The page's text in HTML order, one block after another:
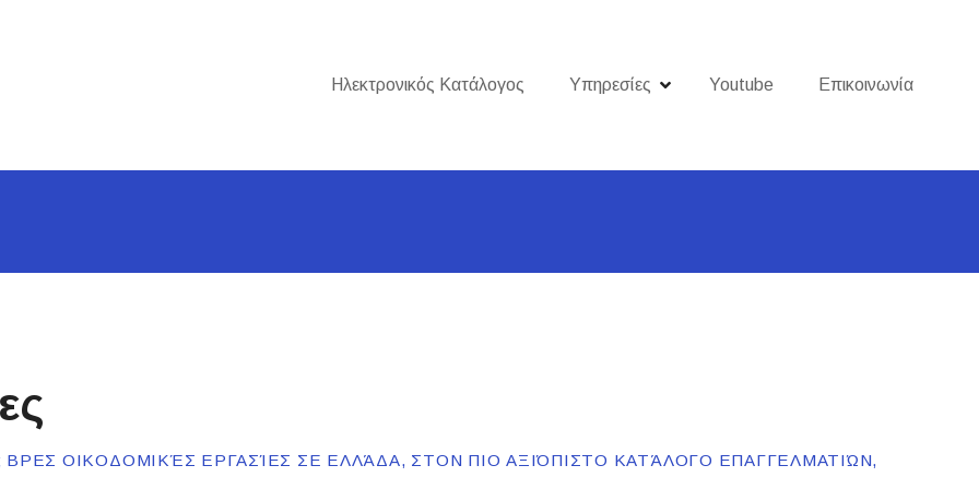
Ηλεκτρονικός Κατάλογος Υπηρεσίες Youtube Επικοινωνία
ΟΙΚΟΔΟΜΙΚΈΣ ΕΡΓΑΣΊΕΣ ΣΕ ΕΛΛΆΔΑ, ΣΤΟΝ ΠΙΟ ΑΞΙΌΠΙΣΤΟ ΚΑΤΆΛΟΓΟ ΕΠΑΓΓΕΛΜΑΤΙΏΝ,